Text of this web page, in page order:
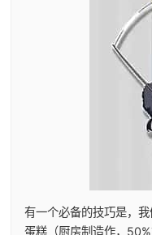
有一个必备的技巧是，
蛋糕（厨房制造作，